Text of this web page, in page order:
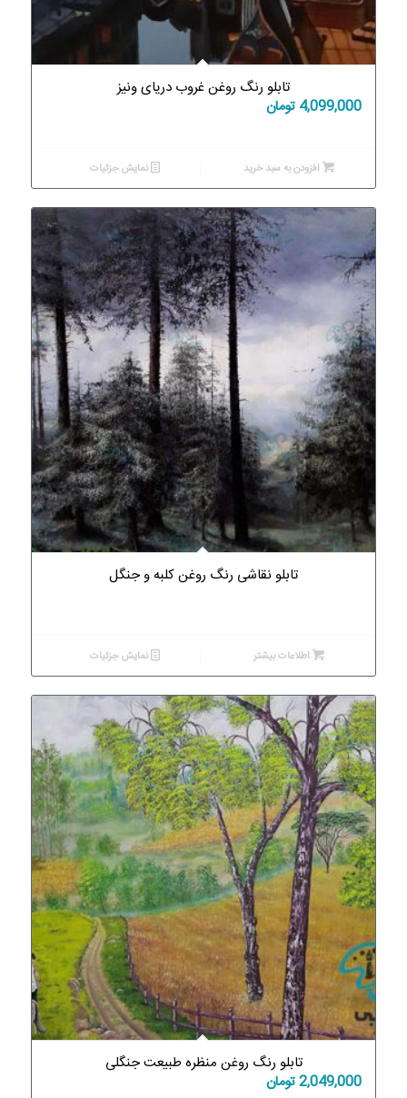
تابلو رنگ روغن غروب دریای ونیز
4,099,000 تومان
افزودن به سبد خرید نمایش جزئیات
تابلو نقاشی رنگ روغن کلبه و جنگل
اطلاعات بیشتر نمایش جزئیات
تابلو رنگ روغن منظره طبیعت جنگلی
2,049,000تومان